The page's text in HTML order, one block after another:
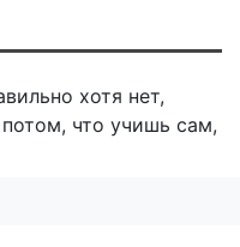
хотя нет,
что учишь сам,